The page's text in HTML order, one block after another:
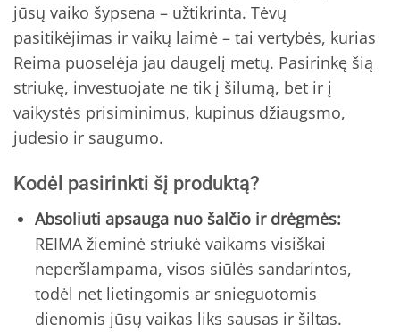
jūsų vaiko šypsena – užtikrinta. Tėvų
pasitikėjimas ir vaikų laimė – tai vertybės, kurias
Reima puoselėja jau daugelį metų. Pasirinkę šią
striukę, investuojate ne tik į šilumą, bet ir į
vaikystės prisiminimus, kupinus džiaugsmo,
judesio ir saugumo.
Kodėl pasirinkti šį produktą?
Absoliuti apsauga nuo šalčio ir drėgmės:
REIMA žieminė striukė vaikams visiškai
neperšlampama, visos siūlės sandarintos,
todėl net lietingomis ar snieguotomis
dienomis jūsų vaikas liks sausas ir šiltas.